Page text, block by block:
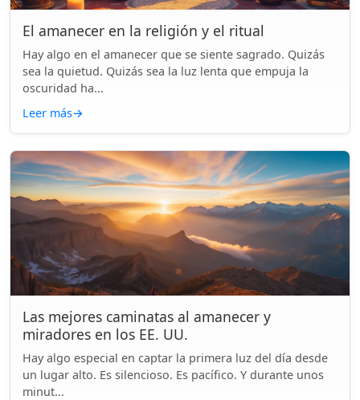
El amanecer en la religión y el ritual
Hay algo en el amanecer que se siente sagrado. Quizás
sea la quietud. Quizás sea la luz lenta que empuja la
oscuridad ha...
Leer más→
Las mejores caminatas al amanecer y
miradores en los EE. UU.
Hay algo especial en captar la primera luz del día desde
un lugar alto. Es silencioso. Es pacífico. Y durante unos
minut...